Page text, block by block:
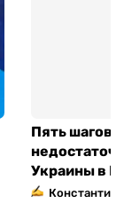
Пять шагов
Украины в
Константин